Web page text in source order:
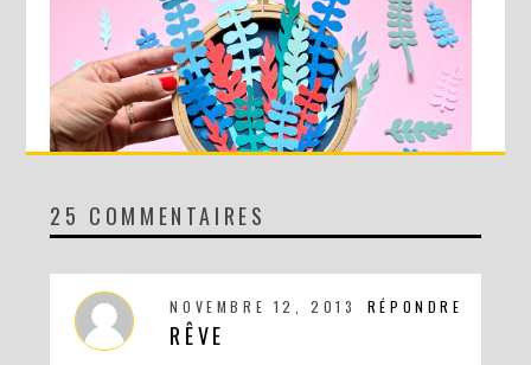
DIY MA FORÊT DE PAPIER
25 COMMENTAIRES
RÉPONDRE
NOVEMBRE 12, 2013
RÊVE